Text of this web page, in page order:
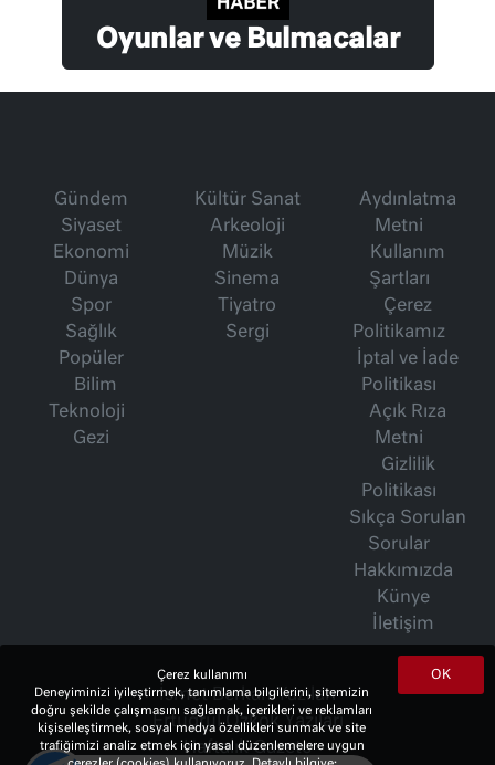
Oyunlar ve Bulmacalar
Gündem
Siyaset
Ekonomi
Dünya
Spor
Sağlık
Popüler
Bilim
Teknoloji
Gezi
Kültür Sanat
Arkeoloji
Müzik
Sinema
Tiyatro
Sergi
Aydınlatma
Metni
Kullanım
Şartları
Çerez
Politikamız
İptal ve İade
Politikası
Açık Rıza
Metni
Gizlilik
Politikası
Sıkça Sorulan
Sorular
Hakkımızda
Künye
İletişim
İsmet Berkan Yazıları
Ertuğrul Özkök Yazıları
Haftalık Gazete
OK
Çerez kullanımı
Deneyiminizi iyileştirmek, tanımlama bilgilerini, sitemizin
doğru şekilde çalışmasını sağlamak, içerikleri ve reklamları
kişiselleştirmek, sosyal medya özellikleri sunmak ve site
trafiğimizi analiz etmek için yasal düzenlemelere uygun